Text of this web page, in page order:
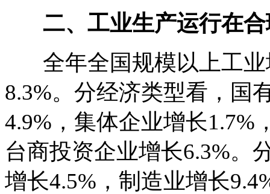
二、工业生产运行在
全年全国规模以上工业
8.3%。分经济类型看，国
4.9%，集体企业增长1.7%
台商投资企业增长6.3%。
增长4.5%，制造业增长